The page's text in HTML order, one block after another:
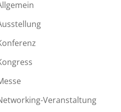
Veranstaltung